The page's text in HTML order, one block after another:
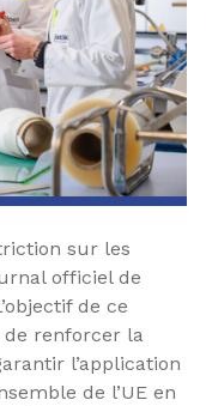
sur les
officiel de
de ce
de renforcer la
l’application
de l’UE en